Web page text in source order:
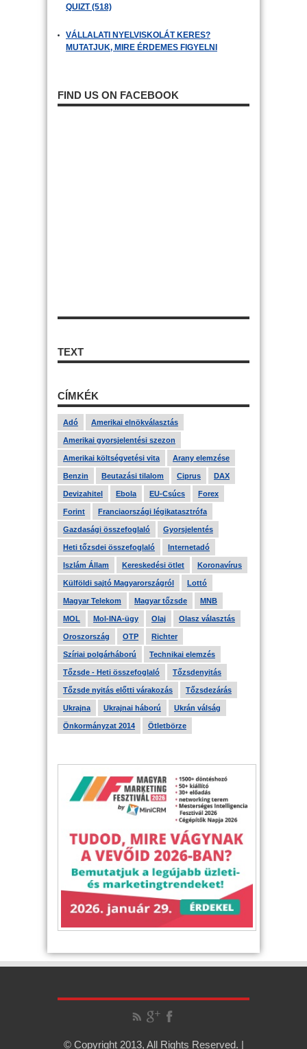
QUIZT (518)
VÁLLALATI NYELVISKOLÁT KERES?
MUTATJUK, MIRE ÉRDEMES FIGYELNI
FIND US ON FACEBOOK
TEXT
CÍMKÉK
Adó Amerikai elnökválasztás
Amerikai gyorsjelentési szezon
Amerikai költségvetési vita Arany elemzése
Benzin Beutazási tilalom Ciprus DAX
Devizahitel Ebola EU-Csúcs Forex
Forint Franciaországi légikatasztrófa
Gazdasági összefoglaló Gyorsjelentés
Heti tőzsdei összefoglaló Internetadó
Iszlám Állam Kereskedési ötlet Koronavírus
Külföldi sajtó Magyarországról Lottó
Magyar Telekom Magyar tőzsde MNB
MOL Mol-INA-ügy Olaj Olasz választás
Oroszország OTP Richter
Szíriai polgárháború Technikai elemzés
Tőzsde - Heti összefoglaló Tőzsdenyitás
Tőzsde nyitás előtti várakozás Tőzsdezárás
Ukrajna Ukrajnai háború Ukrán válság
Önkormányzat 2014 Ötletbörze
© Copyright 2013, All Rights Reserved. |